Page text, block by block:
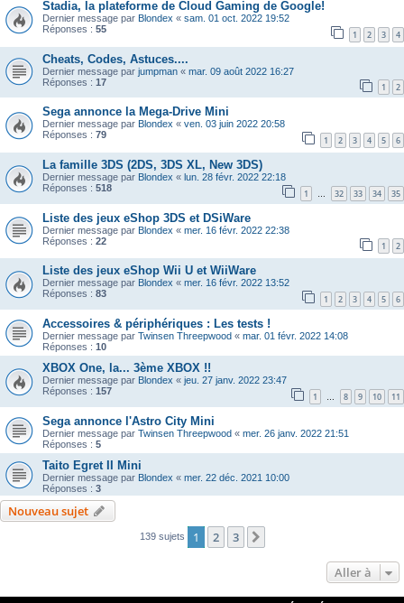
Stadia, la plateforme de Cloud Gaming de Google!
Dernier message par Blondex « sam. 01 oct. 2022 19:52
Réponses : 55 1 2 3 4
Cheats, Codes, Astuces....
Dernier message par jumpman « mar. 09 août 2022 16:27
Réponses : 17 1 2
Sega annonce la Mega-Drive Mini
Dernier message par Blondex « ven. 03 juin 2022 20:58
Réponses : 79 1 2 3 4 5 6
La famille 3DS (2DS, 3DS XL, New 3DS)
Dernier message par Blondex « lun. 28 févr. 2022 22:18
Réponses : 518 1 … 32 33 34 35
Liste des jeux eShop 3DS et DSiWare
Dernier message par Blondex « mer. 16 févr. 2022 22:38
Réponses : 22 1 2
Liste des jeux eShop Wii U et WiiWare
Dernier message par Blondex « mer. 16 févr. 2022 13:52
Réponses : 83 1 2 3 4 5 6
Accessoires & périphériques : Les tests !
Dernier message par Twinsen Threepwood « mar. 01 févr. 2022 14:08
Réponses : 10
XBOX One, la... 3ème XBOX !!
Dernier message par Blondex « jeu. 27 janv. 2022 23:47
Réponses : 157 1 … 8 9 10 11
Sega annonce l'Astro City Mini
Dernier message par Twinsen Threepwood « mer. 26 janv. 2022 21:51
Réponses : 5
Taito Egret II Mini
Dernier message par Blondex « mer. 22 déc. 2021 10:00
Réponses : 3
Nouveau sujet
139 sujets 1 2 3
Aller à